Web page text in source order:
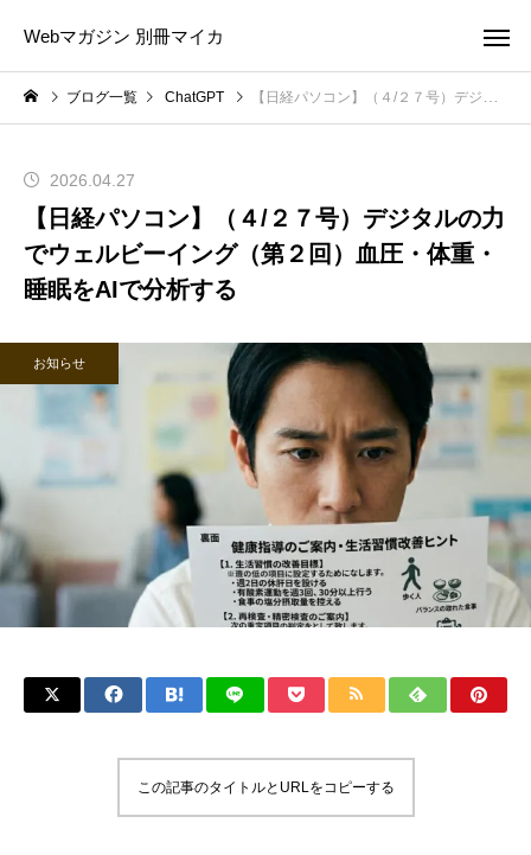
Webマガジン 別冊マイカ
ブログ一覧 ChatGPT 【日経パソコン】（４/２７号）デジタルの力でウェルビーイング（第２回）血圧・体重・睡眠をAIで分析する
2026.04.27
【日経パソコン】（４/２７号）デジタルの力
でウェルビーイング（第２回）血圧・体重・
睡眠をAIで分析する
お知らせ
この記事のタイトルとURLをコピーする